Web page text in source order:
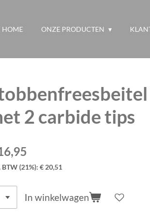
HOME ONZE PRODUCTEN
2 carbide tips
BTW (21%): € 20,51
In winkelwagen